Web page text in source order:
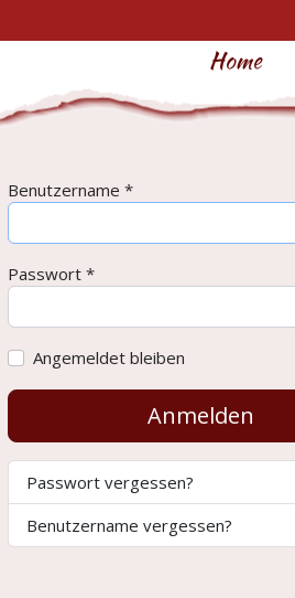
Home
Benutzername *
Passwort *
Angemeldet bleiben
Anmelden
Passwort vergessen?
Benutzername vergessen?